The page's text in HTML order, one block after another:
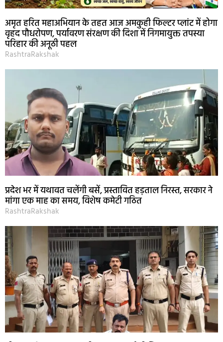
अमृत हरित महाअभियान के तहत आज अमकुही फिल्टर प्लांट में होगा
वृहद पौधरोपण, पर्यावरण संरक्षण की दिशा में निगमायुक्त तपस्या
परिहार की अनूठी पहल
RashtraRakshak
प्रदेश भर में यथावत चलेंगी बसें, प्रस्तावित हड़ताल निरस्त, सरकार ने
मांगा एक माह का समय, विशेष कमेटी गठित
RashtraRakshak